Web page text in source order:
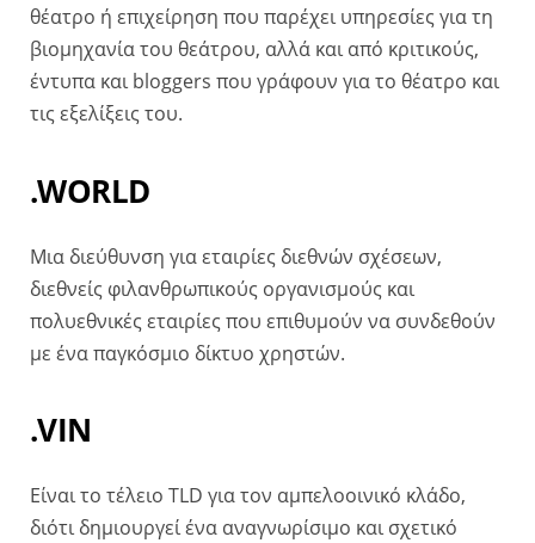
θέατρο ή επιχείρηση που παρέχει υπηρεσίες για τη
βιομηχανία του θεάτρου, αλλά και από κριτικούς,
έντυπα και bloggers που γράφουν για το θέατρο και
τις εξελίξεις του.
.WORLD
Μια διεύθυνση για εταιρίες διεθνών σχέσεων,
διεθνείς φιλανθρωπικούς οργανισμούς και
πολυεθνικές εταιρίες που επιθυμούν να συνδεθούν
με ένα παγκόσμιο δίκτυο χρηστών.
.VIN
Είναι το τέλειο TLD για τον αμπελοοινικό κλάδο,
διότι δημιουργεί ένα αναγνωρίσιμο και σχετικό